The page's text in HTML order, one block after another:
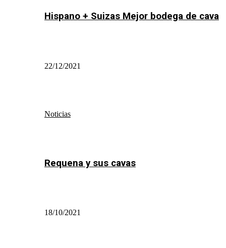
Hispano + Suizas Mejor bodega de cava
22/12/2021
Noticias
Requena y sus cavas
18/10/2021